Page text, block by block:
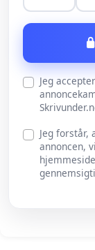
Jeg
Jeg forstår,
annoncen,